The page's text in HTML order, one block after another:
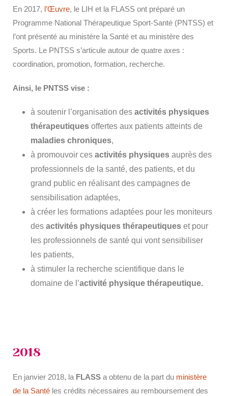
En 2017, l’Œuvre, le LIH et la FLASS ont préparé un
Programme National Thérapeutique Sport-Santé (PNTSS) et
l’ont présenté au ministère la Santé et au ministère des
Sports. Le PNTSS s’articule autour de quatre axes :
coordination, promotion, formation, recherche.
Ainsi, le PNTSS vise :
à soutenir l’organisation des activités physiques
thérapeutiques offertes aux patients atteints de
maladies chroniques,
à promouvoir ces activités physiques auprès des
professionnels de la santé, des patients, et du
grand public en réalisant des campagnes de
sensibilisation adaptées,
à créer les formations adaptées pour les moniteurs
des activités physiques thérapeutiques et pour
les professionnels de santé qui vont sensibiliser
les patients,
à stimuler la recherche scientifique dans le
domaine de l’activité physique thérapeutique.
2018
En janvier 2018, la FLASS a obtenu de la part du ministère
de la Santé les crédits nécessaires au remboursement des